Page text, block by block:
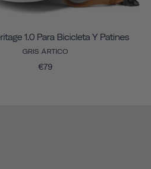
1.0 Para Bicicleta Y Patines
GRIS ÁRTICO
€79